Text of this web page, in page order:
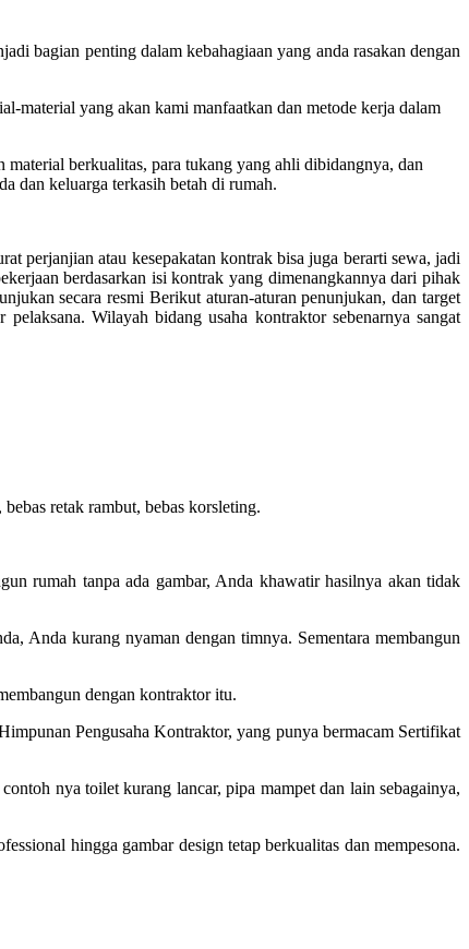
bagian penting dalam kebahagiaan yang anda rasakan dengan
material yang akan kami manfaatkan dan metode kerja dalam
berkualitas, para tukang yang ahli dibidangnya, dan
dan keluarga terkasih betah di rumah.
perjanjian atau kesepakatan kontrak bisa juga berarti sewa, jadi
berdasarkan isi kontrak yang dimenangkannya dari pihak
secara resmi Berikut aturan-aturan penunjukan, dan target
Wilayah bidang usaha kontraktor sebenarnya sangat
retak rambut, bebas korsleting.
rumah tanpa ada gambar, Anda khawatir hasilnya akan tidak
Anda kurang nyaman dengan timnya. Sementara membangun
dengan kontraktor itu.
Pengusaha Kontraktor, yang punya bermacam Sertifikat
nya toilet kurang lancar, pipa mampet dan lain sebagainya,
hingga gambar design tetap berkualitas dan mempesona.